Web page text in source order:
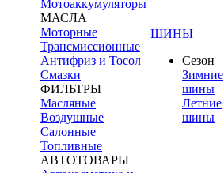
Мотоаккумуляторы
МАСЛА
Моторные
Трансмиссионные
Антифриз и Тосол
Смазки
ФИЛЬТРЫ
Масляные
Воздушные
Салонные
Топливные
АВТОТОВАРЫ
ШИНЫ
Сезон
Зимние
шины
Летние
шины